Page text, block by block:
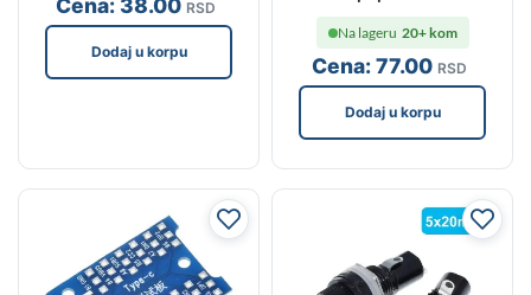
RSD
Dodaj u korpu
Cena:77.00 RSD
Na lageru 20+ kom
Dodaj u korpu